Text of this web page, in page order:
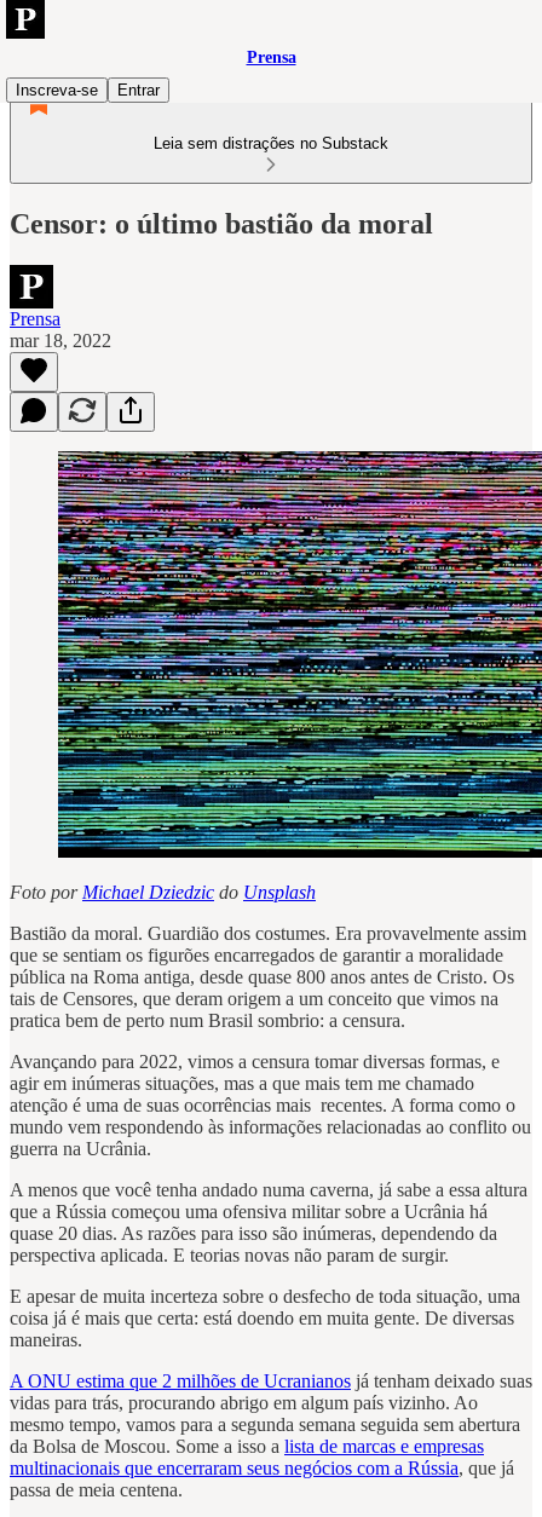
Prensa
Inscreva-se
Entrar
Leia sem distrações no Substack
Censor: o último bastião da moral
Prensa
mar 18, 2022
Foto por Michael Dziedzic do Unsplash
Bastião da moral. Guardião dos costumes. Era provavelmente assim
que se sentiam os figurões encarregados de garantir a moralidade
pública na Roma antiga, desde quase 800 anos antes de Cristo. Os
tais de Censores, que deram origem a um conceito que vimos na
pratica bem de perto num Brasil sombrio: a censura.
Avançando para 2022, vimos a censura tomar diversas formas, e
agir em inúmeras situações, mas a que mais tem me chamado
atenção é uma de suas ocorrências mais recentes. A forma como o
mundo vem respondendo às informações relacionadas ao conflito ou
guerra na Ucrânia.
A menos que você tenha andado numa caverna, já sabe a essa altura
que a Rússia começou uma ofensiva militar sobre a Ucrânia há
quase 20 dias. As razões para isso são inúmeras, dependendo da
perspectiva aplicada. E teorias novas não param de surgir.
E apesar de muita incerteza sobre o desfecho de toda situação, uma
coisa já é mais que certa: está doendo em muita gente. De diversas
maneiras.
A ONU estima que 2 milhões de Ucranianos já tenham deixado suas
vidas para trás, procurando abrigo em algum país vizinho. Ao
mesmo tempo, vamos para a segunda semana seguida sem abertura
da Bolsa de Moscou. Some a isso a lista de marcas e empresas
multinacionais que encerraram seus negócios com a Rússia, que já
passa de meia centena.